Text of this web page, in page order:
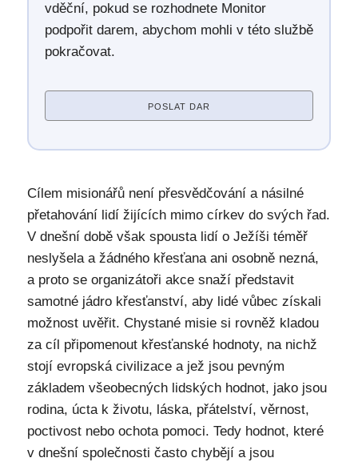
vděční, pokud se rozhodnete Monitor
podpořit darem, abychom mohli v této službě
pokračovat.
POSLAT DAR
Cílem misionářů není přesvědčování a násilné
přetahování lidí žijících mimo církev do svých řad.
V dnešní době však spousta lidí o Ježíši téměř
neslyšela a žádného křesťana ani osobně nezná,
a proto se organizátoři akce snaží představit
samotné jádro křesťanství, aby lidé vůbec získali
možnost uvěřit. Chystané misie si rovněž kladou
za cíl připomenout křesťanské hodnoty, na nichž
stojí evropská civilizace a jež jsou pevným
základem všeobecných lidských hodnot, jako jsou
rodina, úcta k životu, láska, přátelství, věrnost,
poctivost nebo ochota pomoci. Tedy hodnot, které
v dnešní společnosti často chybějí a jsou